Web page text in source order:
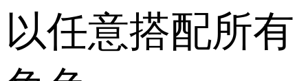
以任意搭配所有